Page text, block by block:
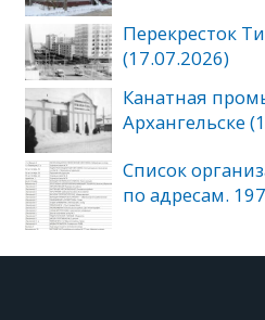
Перекресток
(17.07.2026)
Канатная
Архангельске
Список
по адресам.